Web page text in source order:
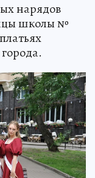
нарядов
школы №